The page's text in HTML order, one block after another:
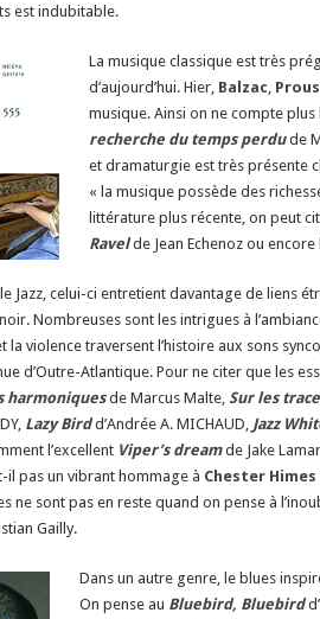
est indubitable.
La musique classique est très
d’aujourd’hui. Hier, Balzac
musique. Ainsi on ne compte
recherche du temps perdude
et dramaturgie est très présente
« la musique possède des
littérature plus récente, on peut
Ravelde Jean Echenoz ou encore
Jazz, celui-ci entretient davantage de liens
Nombreuses sont les intrigues à
la violence traversent l’histoire aux sons
d’Outre-Atlantique. Pour ne citer que les
harmoniquesde Marcus Malte, Sur les
Lazy Bird d’Andrée A. MICHAUD, Jazz
l’excellent Viper’s dreamde Jake
il pas un vibrant hommage à Chester Himes
ne sont pas en reste quand on pense à
Gailly.
Dans un autre genre, le blues
On pense au Bluebird, Bluebird